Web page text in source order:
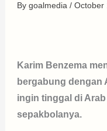
By goalmedia / October
Karim Benzema
bergabung dengan
ingin tinggal di
sepakbolanya.